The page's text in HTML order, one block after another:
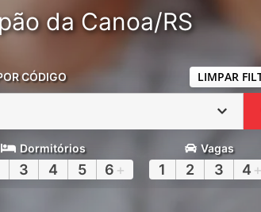
da Canoa/RS
CÓDIGO LIMPAR
Dormitórios
3 4 5 6 +
Vagas
1 2 3 4 +